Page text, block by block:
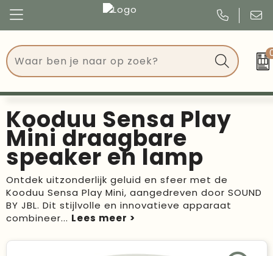
Tassen
Drinkwaren
Events
Give Aways
Geschenken
Kantoorartikelen
Congres
Events
Kerst
Verjaardagen
Voetbal, EK en WK
Kooduu Sensa Play
Mini draagbare
speaker en lamp
Ontdek uitzonderlijk geluid en sfeer met de
Kooduu Sensa Play Mini, aangedreven door SOUND
BY JBL. Dit stijlvolle en innovatieve apparaat
combineer...